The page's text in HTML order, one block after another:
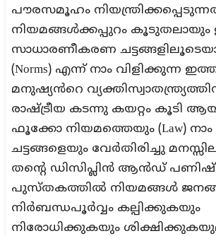
പൗരസമൂഹം
നിയമങ്ങൾക്കപ്പുറം കൂടുതലായും
സാധാരണീകരണ
(Norms) എന്ന് നാം വിളിക്കുന്ന
മനുഷ്യൻറെ
രാഷ്ട്രീയ കടന്നു കയറ്റം കൂടി
ഫൂക്കോ നിയമത്തെയും (Law) നാം
ചട്ടങ്ങളെയും വേർതിരിച്ചു
തന്റെ ഡിസിപ്ലിൻ ആൻഡ്
പുസ്തകത്തിൽ നിയമങ്ങൾ
നിർബന്ധപൂർവ്വം കല്പിക്കുകയും
നിരോധിക്കുകയും